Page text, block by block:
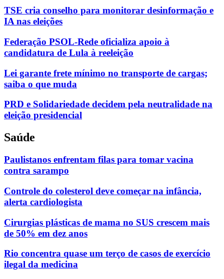
TSE cria conselho para monitorar desinformação e
IA nas eleições
Federação PSOL-Rede oficializa apoio à
candidatura de Lula à reeleição
Lei garante frete mínimo no transporte de cargas;
saiba o que muda
PRD e Solidariedade decidem pela neutralidade na
eleição presidencial
Saúde
Paulistanos enfrentam filas para tomar vacina
contra sarampo
Controle do colesterol deve começar na infância,
alerta cardiologista
Cirurgias plásticas de mama no SUS crescem mais
de 50% em dez anos
Rio concentra quase um terço de casos de exercício
ilegal da medicina